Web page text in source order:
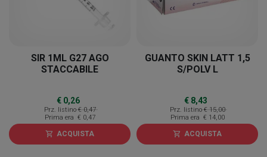
SIR 1ML G27 AGO
STACCABILE
€ 0,26
Prz. listino € 0,47
Prima era € 0,47
shopping_cart ACQUISTA
GUANTO SKIN LATT 1,5
S/POLV L
€ 8,43
Prz. listino € 15,00
Prima era € 14,00
shopping_cart ACQUISTA